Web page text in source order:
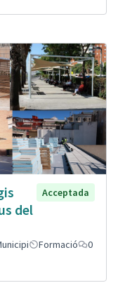
del
Acceptada
Formació
0